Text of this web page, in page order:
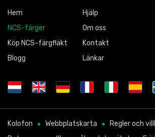
Hem
NCS-färger
Köp NCS-färgfläkt
Blogg
Hjälp
Om oss
Kontakt
Länkar
Kolofon Webbplatskarta
Regler och